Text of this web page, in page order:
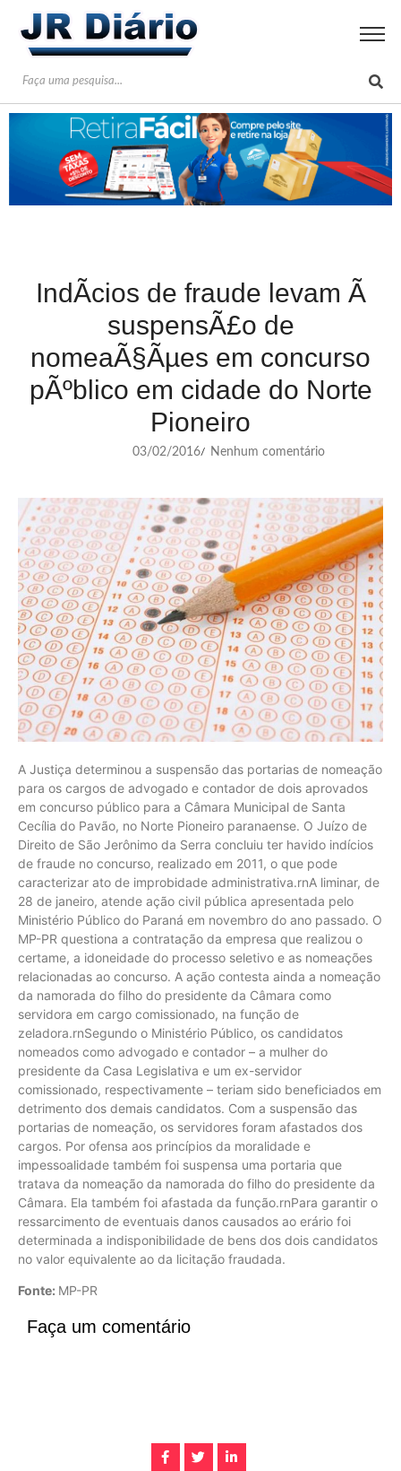
IndÃ­cios de fraude levam Ã
suspensÃ£o de
nomeaÃ§Ãµes em concurso
pÃºblico em cidade do Norte
Pioneiro
03/02/2016/ Nenhum comentário
A Justiça determinou a suspensão das portarias de nomeação
para os cargos de advogado e contador de dois aprovados
em concurso público para a Câmara Municipal de Santa
Cecília do Pavão, no Norte Pioneiro paranaense. O Juízo de
Direito de São Jerônimo da Serra concluiu ter havido indícios
de fraude no concurso, realizado em 2011, o que pode
caracterizar ato de improbidade administrativa.rnA liminar, de
28 de janeiro, atende ação civil pública apresentada pelo
Ministério Público do Paraná em novembro do ano passado. O
MP-PR questiona a contratação da empresa que realizou o
certame, a idoneidade do processo seletivo e as nomeações
relacionadas ao concurso. A ação contesta ainda a nomeação
da namorada do filho do presidente da Câmara como
servidora em cargo comissionado, na função de
zeladora.rnSegundo o Ministério Público, os candidatos
nomeados como advogado e contador – a mulher do
presidente da Casa Legislativa e um ex-servidor
comissionado, respectivamente – teriam sido beneficiados em
detrimento dos demais candidatos. Com a suspensão das
portarias de nomeação, os servidores foram afastados dos
cargos. Por ofensa aos princípios da moralidade e
impessoalidade também foi suspensa uma portaria que
tratava da nomeação da namorada do filho do presidente da
Câmara. Ela também foi afastada da função.rnPara garantir o
ressarcimento de eventuais danos causados ao erário foi
determinada a indisponibilidade de bens dos dois candidatos
no valor equivalente ao da licitação fraudada.
Fonte: MP-PR
Faça um comentário